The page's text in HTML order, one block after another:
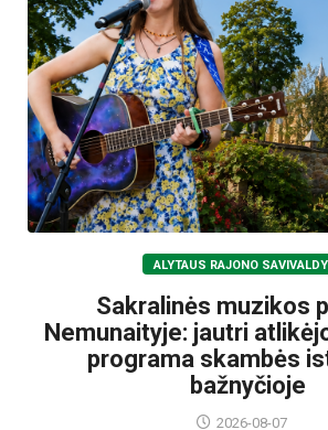
ALYTAUS RAJONO
Sakralinės muzikos
Nemunaityje: jautri
programa skambės
bažnyčioje
2026-08-07